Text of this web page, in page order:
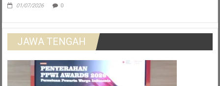
01/07/2026 0
JAWA TENGAH